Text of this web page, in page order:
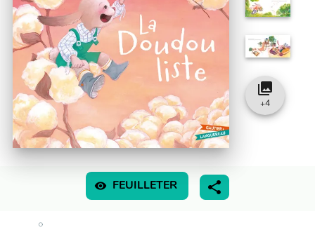
visibility FEUILLETER
collections
+4